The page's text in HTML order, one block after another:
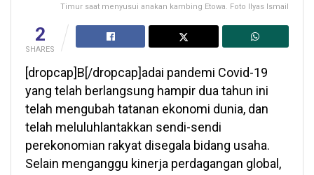
Timur saat menyusui anakan kambing Etowa. Foto Ilyas Ismail
2
SHARES
[dropcap]B[/dropcap]adai pandemi Covid-19
yang telah berlangsung hampir dua tahun ini
telah mengubah tatanan ekonomi dunia, dan
telah meluluhlantakkan sendi-sendi
perekonomian rakyat disegala bidang usaha.
Selain menganggu kinerja perdagangan global,